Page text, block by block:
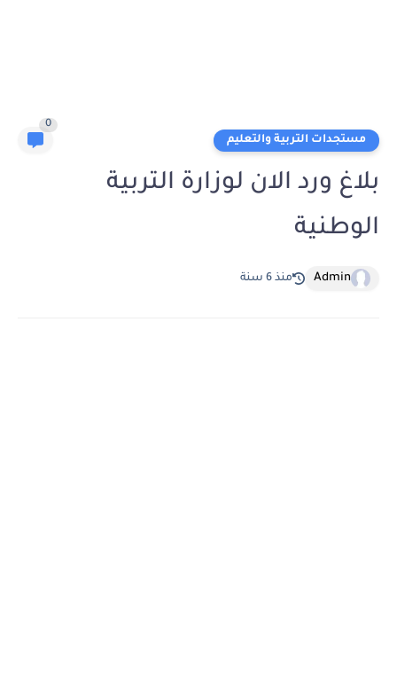
مستجدات التربية والتعليم
0
بلاغ ورد الان لوزارة التربية
الوطنية
Admin منذ 6 سنة